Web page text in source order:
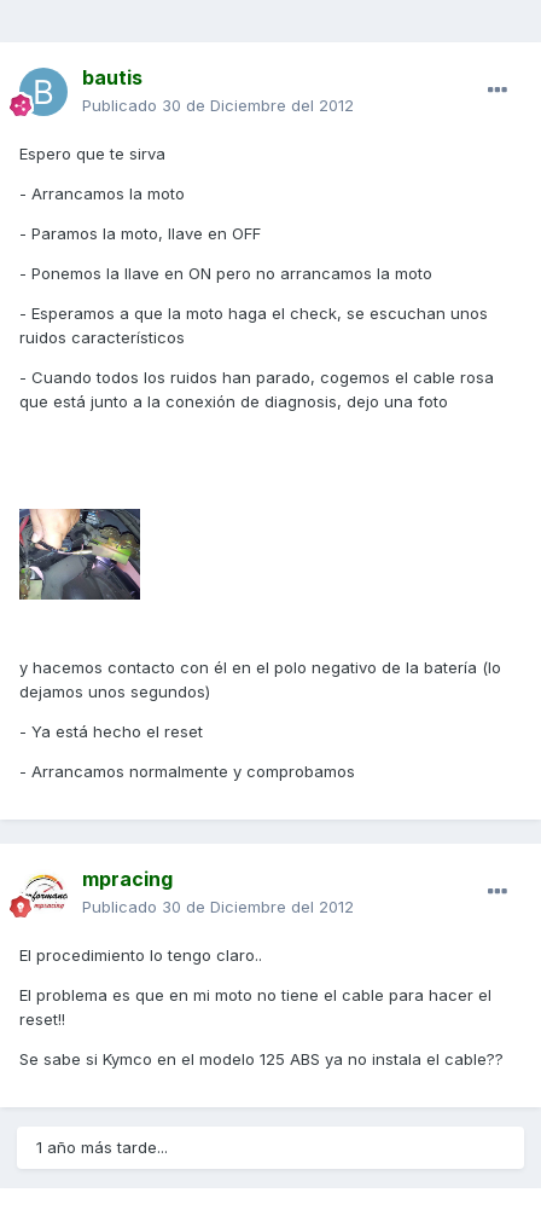
bautis
Publicado 30 de Diciembre del 2012
Espero que te sirva
- Arrancamos la moto
- Paramos la moto, llave en OFF
- Ponemos la llave en ON pero no arrancamos la moto
- Esperamos a que la moto haga el check, se escuchan unos
ruidos característicos
- Cuando todos los ruidos han parado, cogemos el cable rosa
que está junto a la conexión de diagnosis, dejo una foto
y hacemos contacto con él en el polo negativo de la batería (lo
dejamos unos segundos)
- Ya está hecho el reset
- Arrancamos normalmente y comprobamos
mpracing
Publicado 30 de Diciembre del 2012
El procedimiento lo tengo claro..
El problema es que en mi moto no tiene el cable para hacer el
reset!!
Se sabe si Kymco en el modelo 125 ABS ya no instala el cable??
1 año más tarde...